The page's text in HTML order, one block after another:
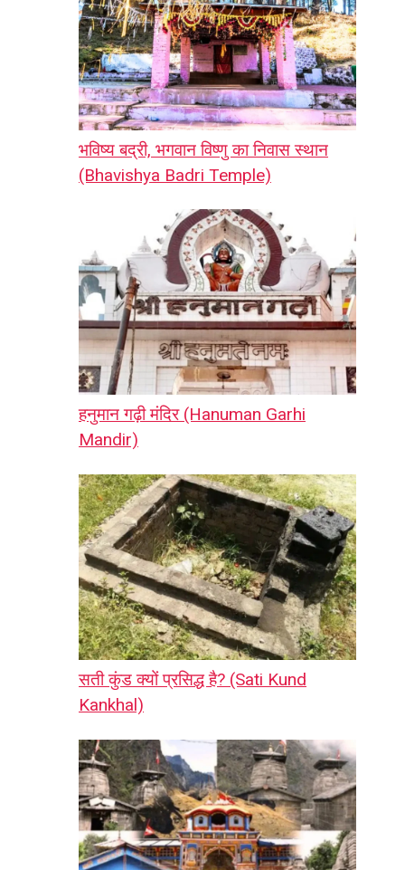
भविष्य बद्री, भगवान विष्णु का निवास स्थान
(Bhavishya Badri Temple)
हनुमान गढ़ी मंदिर (Hanuman Garhi
Mandir)
सती कुंड क्यों प्रसिद्ध है? (Sati Kund
Kankhal)